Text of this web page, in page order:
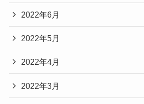
2022年6月
2022年5月
2022年4月
2022年3月